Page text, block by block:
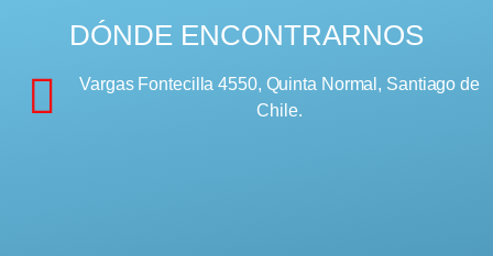
DÓNDE ENCONTRARNOS
Vargas Fontecilla 4550, Quinta Normal, Santiago de
Chile.